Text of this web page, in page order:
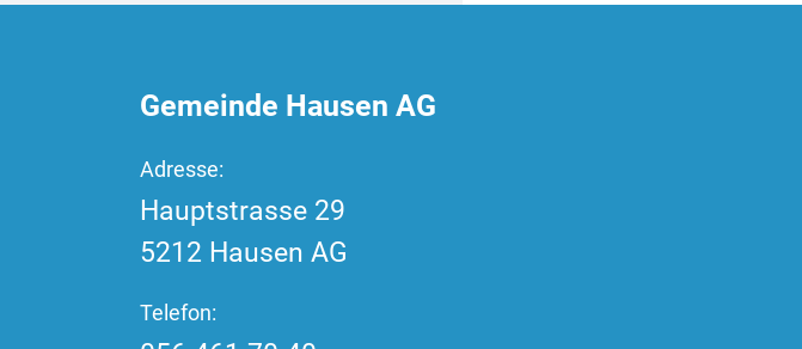
Gemeinde Hausen AG
Adresse:
Hauptstrasse 29
5212 Hausen AG
Telefon: